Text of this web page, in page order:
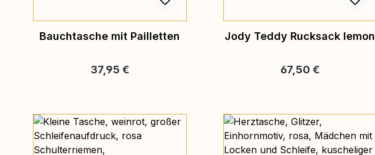
Bauchtasche mit Pailletten
Regulärer Preis:
37,95 €
Jody Teddy Rucksack lemon
Regulärer Preis:
67,50 €